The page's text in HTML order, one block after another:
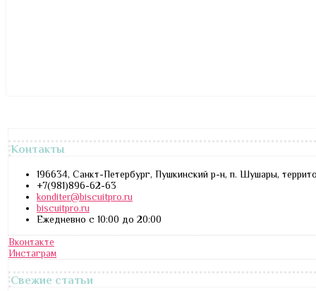
Контакты
196634, Санкт-Петербург, Пушкинский р-н, п. Шушары,
+7(981)896-62-63
konditer@biscuitpro.ru
biscuitpro.ru
Ежедневно с 10:00 до 20:00
Вконтакте
Инстаграм
Свежие статьи